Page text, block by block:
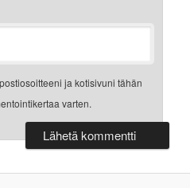
ja kotisivuni tähän
varten.